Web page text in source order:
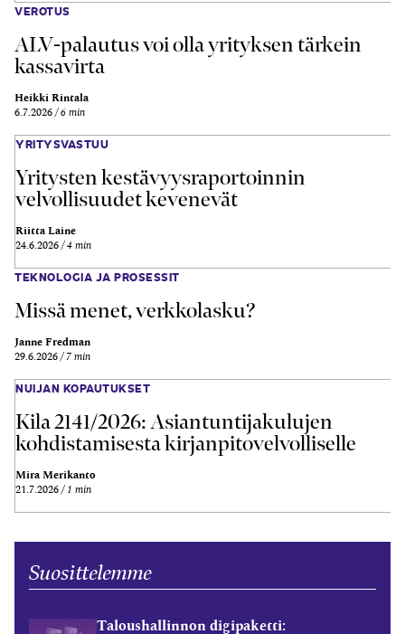
VEROTUS
ALV-palautus voi olla yrityksen tärkein
kassavirta
Heikki Rintala
6.7.2026 6 min
YRITYSVASTUU
Yritysten kestävyysraportoinnin
velvollisuudet kevenevät
Riitta Laine
24.6.2026 4 min
TEKNOLOGIA JA PROSESSIT
Missä menet, verkkolasku?
Janne Fredman
29.6.2026 7 min
NUIJAN KOPAUTUKSET
Kila 2141/2026: Asiantuntijakulujen
kohdistamisesta kirjanpitovelvolliselle
Mira Merikanto
21.7.2026 1 min
Suosittelemme
Taloushallinnon digipaketti: